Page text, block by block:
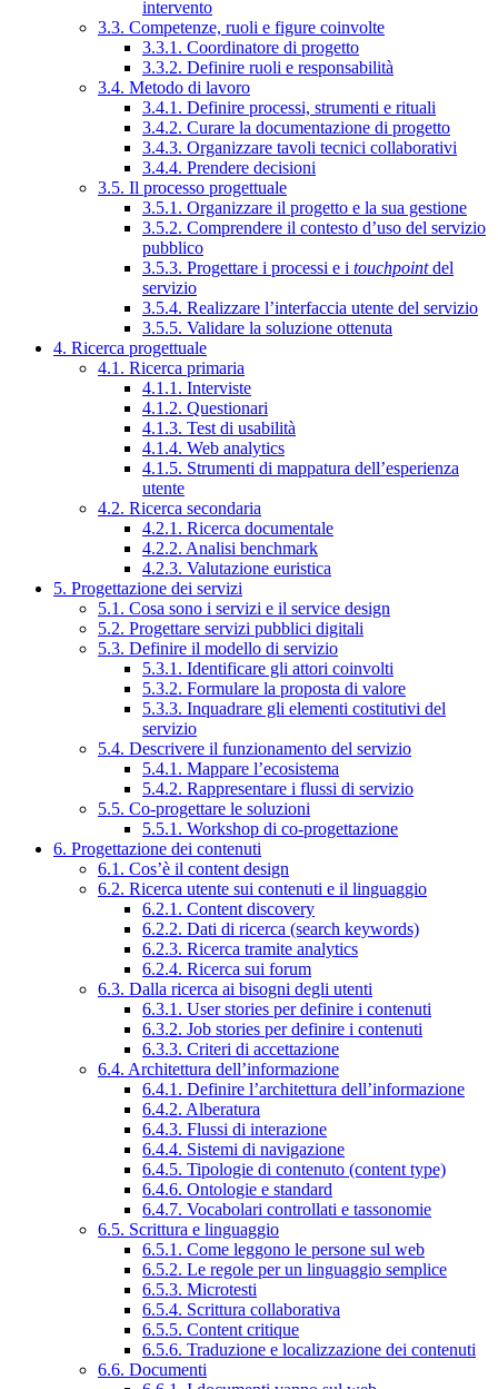
intervento
3.3. Competenze, ruoli e figure coinvolte
3.3.1. Coordinatore di progetto
3.3.2. Definire ruoli e responsabilità
3.4. Metodo di lavoro
3.4.1. Definire processi, strumenti e rituali
3.4.2. Curare la documentazione di progetto
3.4.3. Organizzare tavoli tecnici collaborativi
3.4.4. Prendere decisioni
3.5. Il processo progettuale
3.5.1. Organizzare il progetto e la sua gestione
3.5.2. Comprendere il contesto d’uso del servizio
pubblico
3.5.3. Progettare i processi e i touchpointdel
servizio
3.5.4. Realizzare l’interfaccia utente del servizio
3.5.5. Validare la soluzione ottenuta
4. Ricerca progettuale
4.1. Ricerca primaria
4.1.1. Interviste
4.1.2. Questionari
4.1.3. Test di usabilità
4.1.4. Web analytics
4.1.5. Strumenti di mappatura dell’esperienza
utente
4.2. Ricerca secondaria
4.2.1. Ricerca documentale
4.2.2. Analisi benchmark
4.2.3. Valutazione euristica
5. Progettazione dei servizi
5.1. Cosa sono i servizi e il service design
5.2. Progettare servizi pubblici digitali
5.3. Definire il modello di servizio
5.3.1. Identificare gli attori coinvolti
5.3.2. Formulare la proposta di valore
5.3.3. Inquadrare gli elementi costitutivi del
servizio
5.4. Descrivere il funzionamento del servizio
5.4.1. Mappare l’ecosistema
5.4.2. Rappresentare i flussi di servizio
5.5. Co-progettare le soluzioni
5.5.1. Workshop di co-progettazione
6. Progettazione dei contenuti
6.1. Cos’è il content design
6.2. Ricerca utente sui contenuti e il linguaggio
6.2.1. Content discovery
6.2.2. Dati di ricerca (search keywords)
6.2.3. Ricerca tramite analytics
6.2.4. Ricerca sui forum
6.3. Dalla ricerca ai bisogni degli utenti
6.3.1. User stories per definire i contenuti
6.3.2. Job stories per definire i contenuti
6.3.3. Criteri di accettazione
6.4. Architettura dell’informazione
6.4.1. Definire l’architettura dell’informazione
6.4.2. Alberatura
6.4.3. Flussi di interazione
6.4.4. Sistemi di navigazione
6.4.5. Tipologie di contenuto (content type)
6.4.6. Ontologie e standard
6.4.7. Vocabolari controllati e tassonomie
6.5. Scrittura e linguaggio
6.5.1. Come leggono le persone sul web
6.5.2. Le regole per un linguaggio semplice
6.5.3. Microtesti
6.5.4. Scrittura collaborativa
6.5.5. Content critique
6.5.6. Traduzione e localizzazione dei contenuti
6.6. Documenti